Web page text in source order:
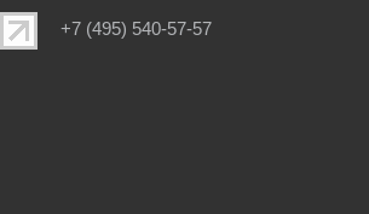
+7 (495) 540-57-57